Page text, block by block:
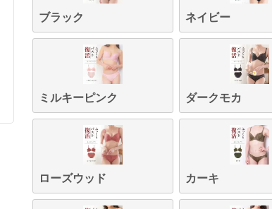
ブラック ネイビー
ミルキーピンク ダークモカ
ローズウッド カーキ